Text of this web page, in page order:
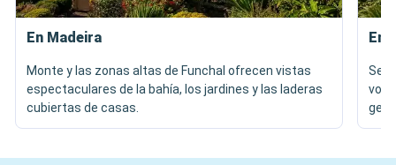
En Madeira
Monte y las zonas altas de Funchal ofrecen vistas
espectaculares de la bahía, los jardines y las laderas
cubiertas de casas.
En